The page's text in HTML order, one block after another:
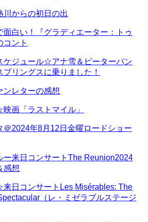
からの初日の出
面白い！『グラディエーター：トゥ
コント
ケジュール☆アナ雪＆ピーターパン
リングスに乗りました！
ンレターの感想
画「ラストマイル」
＠2024年8月12日金曜ロードショー
ー来日コンサートThe Reunion2024
感想
日コンサートLes Misérables: The
（レ・ミゼラブルステージ